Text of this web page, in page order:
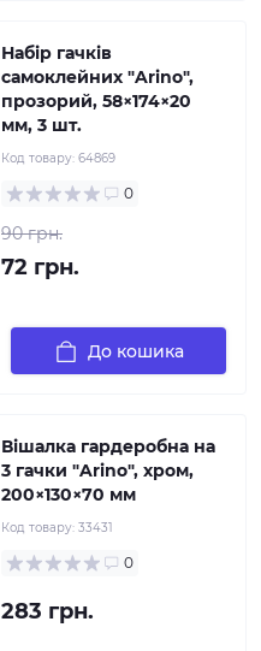
Набір гачків
самоклейних "Arino",
прозорий, 58×174×20
мм, 3 шт.
Код товару: 64869
0
90 грн.
72 грн.
До кошика
Вішалка гардеробна на
3 гачки "Arino", хром,
200×130×70 мм
Код товару: 33431
0
283 грн.